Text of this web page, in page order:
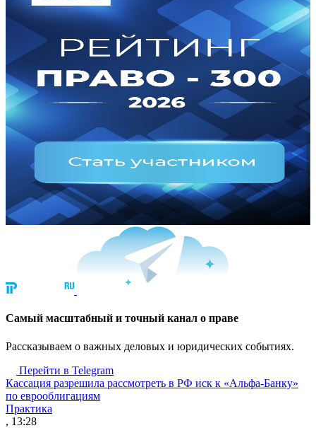
Cамый масштабный и точный канал о праве
Рассказываем о важных деловых и юридических событиях.
Перейти в Telegram
Кассация разрешила рассмотреть в РФ иск к «Альфа-Банку»
по еврооблигациям
Практика
, 13:28